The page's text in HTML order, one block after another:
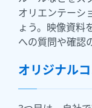
オリエンテーシ
ょう。映像資料
への質問や確認
オリジナル